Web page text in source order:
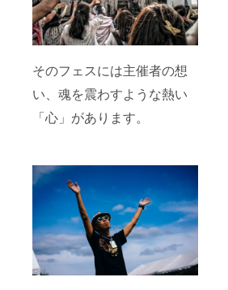
そのフェスには主催者の想
い、魂を震わすような熱い
「心」があります。